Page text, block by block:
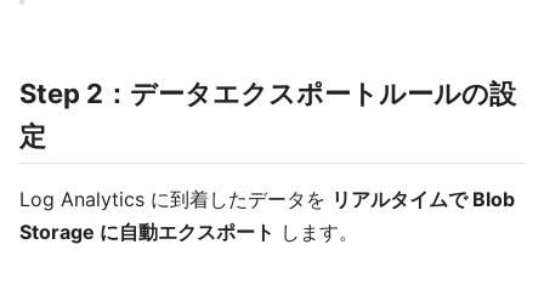
Step 2：データエクスポートルールの設
定
Log Analytics に到着したデータを リアルタイムで Blob
Storage に自動エクスポート します。